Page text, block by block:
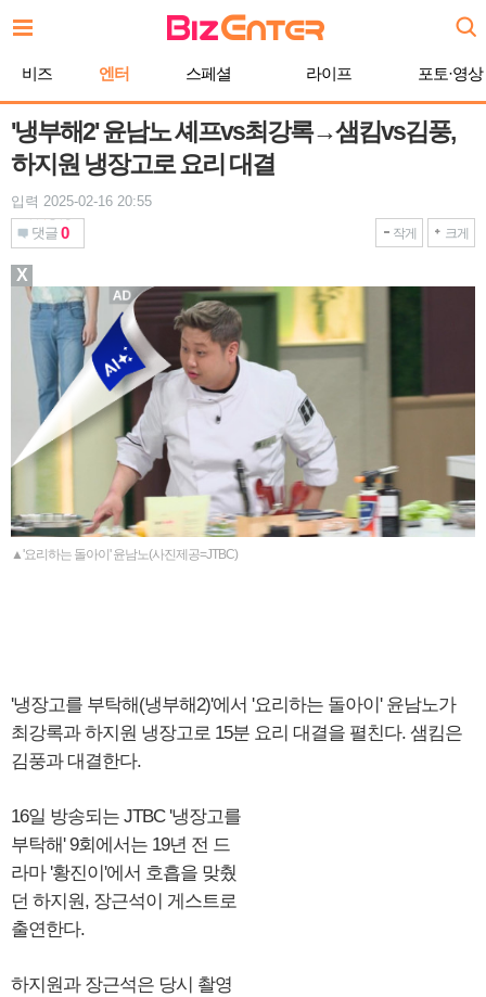
문
비즈 엔터 스페셜 라이프 포토·영상
'냉부해2' 윤남노 셰프vs최강록→샘킴vs김풍,
하지원 냉장고로 요리 대결
입력 2025-02-16 20:55
댓글 0 작게 크게
▲'요리하는 돌아이' 윤남노(사진제공=JTBC)
'냉장고를 부탁해(냉부해2)'에서 '요리하는 돌아이' 윤남노가
최강록과 하지원 냉장고로 15분 요리 대결을 펼친다. 샘킴은
김풍과 대결한다.
16일 방송되는 JTBC '냉장고를
부탁해' 9회에서는 19년 전 드
라마 '황진이'에서 호흡을 맞췄
던 하지원, 장근석이 게스트로
출연한다.
하지원과 장근석은 당시 촬영
X